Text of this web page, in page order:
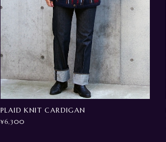
PLAID KNIT CARDIGAN
¥6,300